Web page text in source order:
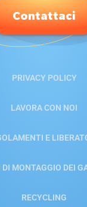
Contattaci
PRIVACY POLICY
LAVORA CON NOI
E
MONTAGGIO DEI
RECYCLING